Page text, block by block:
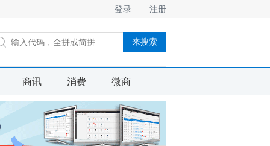
登录 注册
商讯 消费 微商